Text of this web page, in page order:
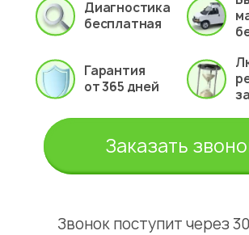
Диагностика
бесплатная
Гарантия
от 365 дней
Заказать
Звонок поступит через